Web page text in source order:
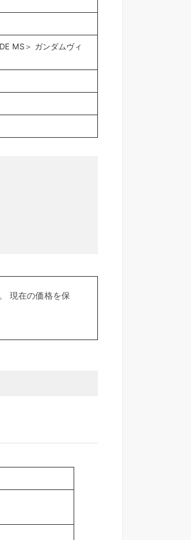
MS＞ ガンダムヴィ
現在の価格を保